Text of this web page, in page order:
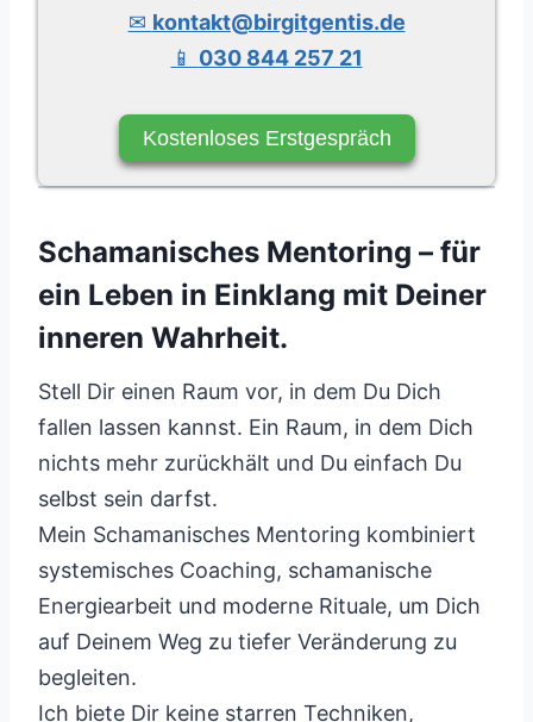
✉ kontakt@birgitgentis.de
📱 030 844 257 21
Kostenloses Erstgespräch
Schamanisches Mentoring – für
ein Leben in Einklang mit Deiner
inneren Wahrheit.
Stell Dir einen Raum vor, in dem Du Dich
fallen lassen kannst. Ein Raum, in dem Dich
nichts mehr zurückhält und Du einfach Du
selbst sein darfst.
Mein Schamanisches Mentoring kombiniert
systemisches Coaching, schamanische
Energiearbeit und moderne Rituale, um Dich
auf Deinem Weg zu tiefer Veränderung zu
begleiten.
Ich biete Dir keine starren Techniken,